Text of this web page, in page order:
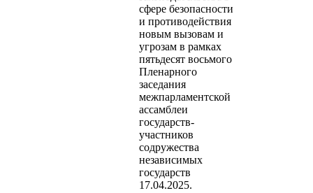
сфере безопасности
и противодействия
новым вызовам и
угрозам в рамках
пятьдесят восьмого
Пленарного
заседания
межпарламентской
ассамблеи
государств-
участников
содружества
независимых
государств
17.04.2025.